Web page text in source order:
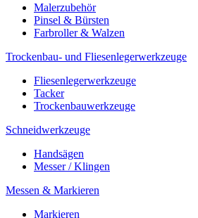
Malerzubehör
Pinsel & Bürsten
Farbroller & Walzen
Trockenbau- und Fliesenlegerwerkzeuge
Fliesenlegerwerkzeuge
Tacker
Trockenbauwerkzeuge
Schneidwerkzeuge
Handsägen
Messer / Klingen
Messen & Markieren
Markieren